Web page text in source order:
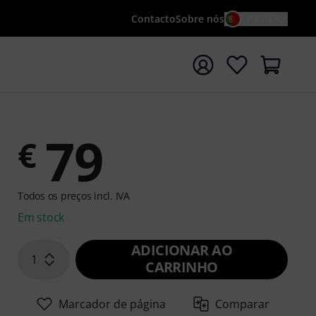
ContactoSobre nós
pesquisa com o termo de pesquisa {searchTerm}
€ 79
Todos os preços incl. IVA
Em stock
1
ADICIONAR AO
CARRINHO
Marcador de página
Comparar